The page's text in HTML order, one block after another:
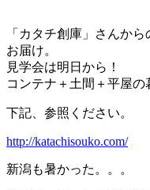
「カタチ創庫」さんか
お届け。
見学会は明日から！
コンテナ＋土間＋平屋の
下記、参照ください。
http://katachisouko.com/
新潟も暑かった。。。